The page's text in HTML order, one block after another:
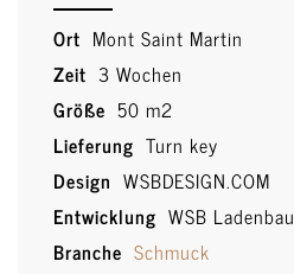
Ort Mont Saint Martin
Zeit 3 Wochen
Größe 50 m2
Lieferung Turn key
Design WSBDESIGN.COM
Entwicklung WSB Ladenbau
Branche Schmuck